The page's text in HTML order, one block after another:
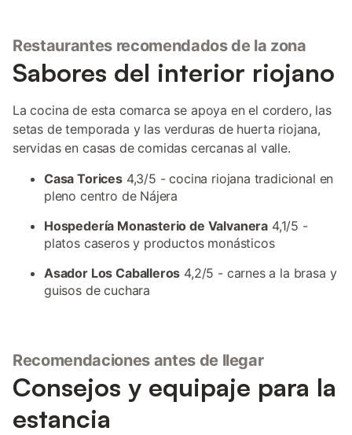
Restaurantes recomendados de la zona
Sabores del interior riojano
La cocina de esta comarca se apoya en el cordero, las
setas de temporada y las verduras de huerta riojana,
servidas en casas de comidas cercanas al valle.
Casa Torices4,3/5 - cocina riojana tradicional en
pleno centro de Nájera
Hospedería Monasterio de Valvanera 4,1/5 -
platos caseros y productos monásticos
Asador Los Caballeros 4,2/5 - carnes a la brasa y
guisos de cuchara
Recomendaciones antes de llegar
Consejos y equipaje para la
estancia